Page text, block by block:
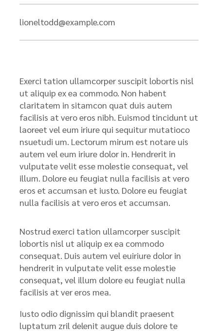
lioneltodd@example.com
Exerci tation ullamcorper suscipit lobortis nisl
ut aliquip ex ea commodo. Non habent
claritatem in sitamcon quat duis autem
facilisis at vero eros nibh. Euismod tincidunt ut
laoreet vel eum iriure qui sequitur mutatioco
nsuetudi um. Lectorum mirum est notare uis
autem vel eum iriure dolor in. Hendrerit in
vulputate velit esse molestie consequat, vel
illum. Dolore eu feugiat nulla facilisis at vero
eros et accumsan et iusto. Dolore eu feugiat
nulla facilisis at vero eros et accumsan.
Nostrud exerci tation ullamcorper suscipit
lobortis nisl ut aliquip ex ea commodo
consequat. Duis autem vel euiriure dolor in
hendrerit in vulputate velit esse molestie
consequat, vel illum dolore eu feugiat nulla
facilisis at ver eros mea.
Iusto odio dignissim qui blandit praesent
luptatum zril delenit augue duis dolore te